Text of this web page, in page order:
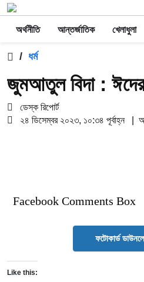
অর্থনীতি আন্তর্জাতিক খেলাধুলা
/ ধর্ম
জুমআতুল বিদা :
ডেস্ক রিপোর্ট
২৪ ডিসেম্বর ২০২৩, ১০:৩৪ পূর্বাহ্ন
Facebook Comments Box
ফটোকার্ড
Like this: